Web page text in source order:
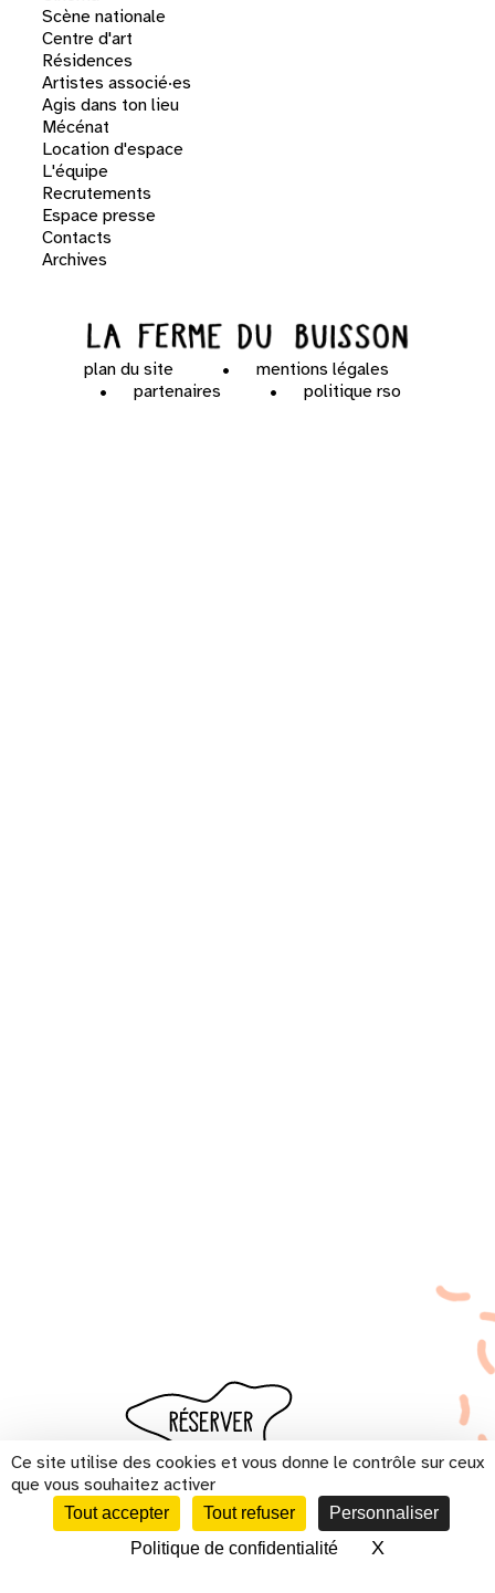
Ce site utilise des cookies et vous donne le contrôle sur ceux
que vous souhaitez activer
Tout accepter Tout refuser
Personnaliser
Politique de confidentialité
XMasquer le
CALENDRIER
Scène nationale
Centre d'art
Résidences
Artistes associé·es
Agis dans ton lieu
Mécénat
Location d'espace
L'équipe
Recrutements
Espace presse
Contacts
Archives
plan du site
mentions légales
partenaires
politique rso